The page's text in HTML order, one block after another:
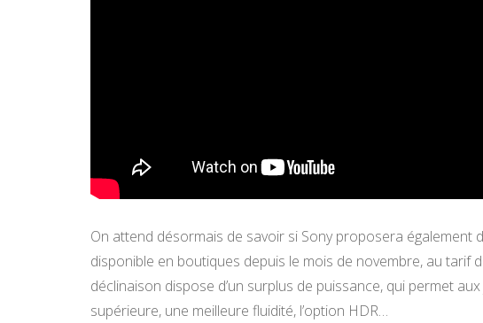
On attend désormais de savoir si Sony proposera également
disponible en boutiques depuis le mois de novembre, au tarif
déclinaison dispose d’un surplus de puissance, qui permet
supérieure, une meilleure fluidité, l’option HDR…